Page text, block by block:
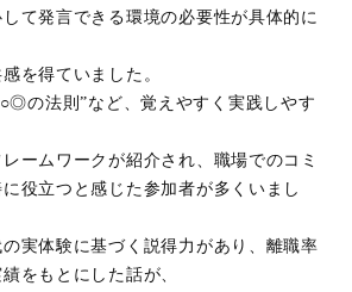
て発言できる環境の必要性が具体的に
を得ていました。
の法則”など、覚えやすく実践しやす
ームワークが紹介され、職場でのコミ
役立つと感じた参加者が多くいまし
の実体験に基づく説得力があり、離職率
をもとにした話が、